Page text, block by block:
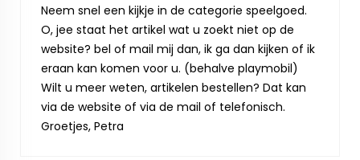
Neem snel een kijkje in de categorie speelgoed.
O, jee staat het artikel wat u zoekt niet op de
website? bel of mail mij dan, ik ga dan kijken of ik
eraan kan komen voor u. (behalve playmobil)
Wilt u meer weten, artikelen bestellen? Dat kan
via de website of via de mail of telefonisch.
Groetjes, Petra